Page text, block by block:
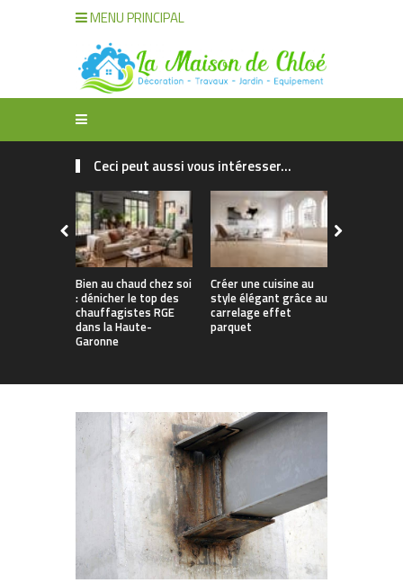
MENU PRINCIPAL
Ceci peut aussi vous intéresser...
Bien au chaud chez soi
: dénicher le top des
chauffagistes RGE
dans la Haute-
Garonne
Créer une cuisine au
style élégant grâce au
carrelage effet
parquet